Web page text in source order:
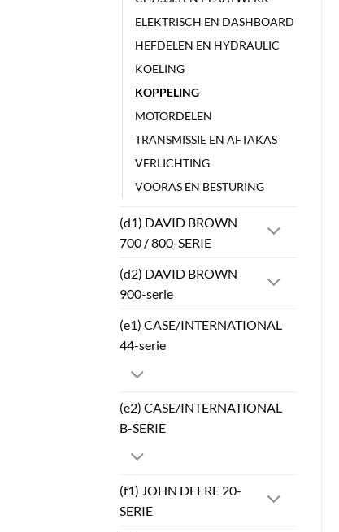
ELEKTRISCH EN DASHBOARD
HEFDELEN EN HYDRAULIC
KOELING
KOPPELING
MOTORDELEN
TRANSMISSIE EN AFTAKAS
VERLICHTING
VOORAS EN BESTURING
(d1) DAVID BROWN
700 / 800-SERIE
(d2) DAVID BROWN
900-serie
(e1) CASE/INTERNATIONAL
44-serie
(e2) CASE/INTERNATIONAL
B-SERIE
(f1) JOHN DEERE 20-
SERIE